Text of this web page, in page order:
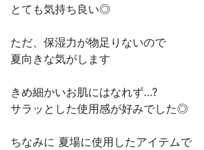
とても気持ち良い◎
ただ、保湿力が物足りないので
夏向きな気がします
きめ細かいお肌にはなれず…?
サラッとした使用感が好みでした◎
ちなみに 夏場に使用したアイテムで